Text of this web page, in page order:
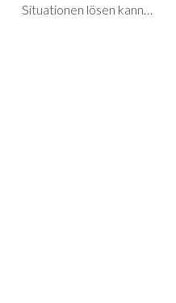
Situationen lösen kann…